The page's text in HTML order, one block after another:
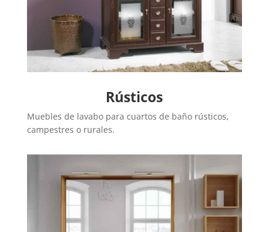
Rústicos
Muebles de lavabo para cuartos de baño rústicos,
campestres o rurales.